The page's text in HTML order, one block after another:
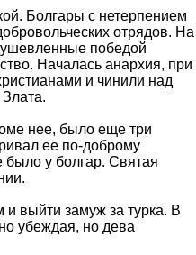
Болгары с нетерпением
отрядов. На
победой
Началась анархия, при
и чинили над
нее, было еще три
ее по-доброму
было у болгар. Святая
и выйти замуж за турка. В
убеждая, но дева